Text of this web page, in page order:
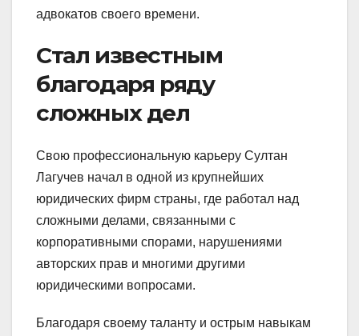
адвокатов своего времени.
Стал известным
благодаря ряду
сложных дел
Свою профессиональную карьеру Султан
Лагучев начал в одной из крупнейших
юридических фирм страны, где работал над
сложными делами, связанными с
корпоративными спорами, нарушениями
авторских прав и многими другими
юридическими вопросами.
Благодаря своему таланту и острым навыкам